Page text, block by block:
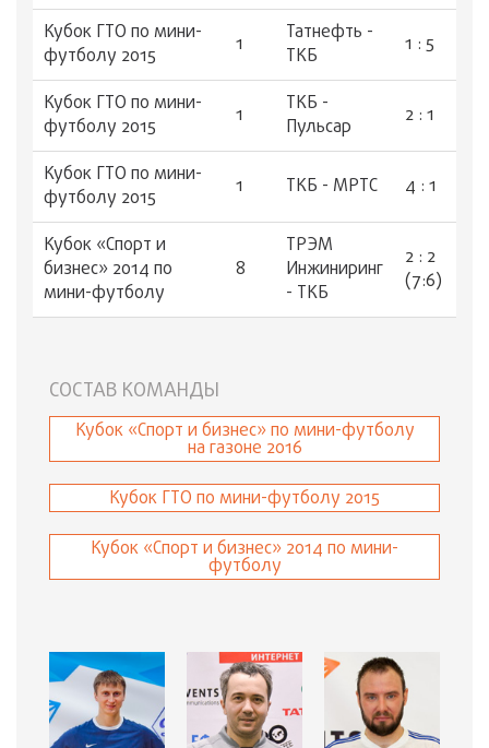
Кубок ГТО по мини-
футболу 2015
1
Татнефть -
ТКБ
1 : 5
Кубок ГТО по мини-
футболу 2015
1
ТКБ -
Пульсар
2 : 1
Кубок ГТО по мини-
футболу 2015
1 ТКБ - МРТС 4 : 1
Кубок «Спорт и
бизнес» 2014 по
мини-футболу
8
ТРЭМ
Инжиниринг
- ТКБ
2 : 2
(7:6)
СОСТАВ КОМАНДЫ
Кубок «Спорт и бизнес» по мини-футболу
на газоне 2016
Кубок ГТО по мини-футболу 2015
Кубок «Спорт и бизнес» 2014 по мини-
футболу